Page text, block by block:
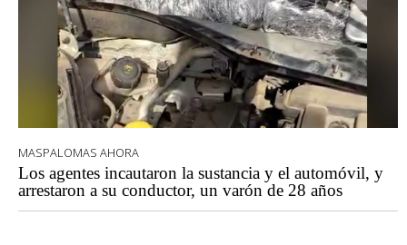
MASPALOMAS AHORA
Los agentes incautaron la sustancia y el automóvil, y
arrestaron a su conductor, un varón de 28 años